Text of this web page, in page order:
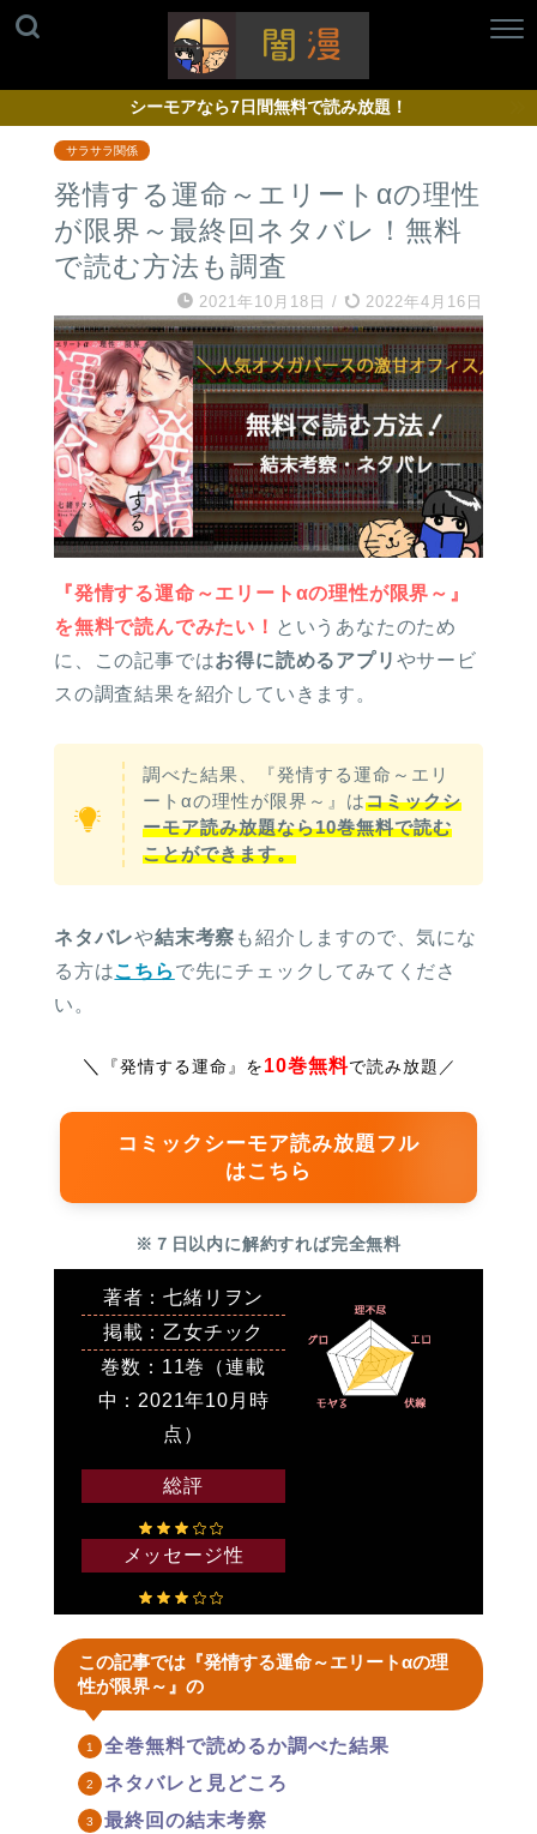
シーモアなら7日間無料で読み放題！
サラサラ関係
発情する運命～エリートαの理性
が限界～最終回ネタバレ！無料
で読む方法も調査
2021年10月18日 / 2022年4月16日
『発情する運命～エリートαの理性が限界～』
を無料で読んでみたい！ というあなたのため
に、この記事ではお得に読めるアプリ やサービ
スの調査結果を紹介していきます。
調べた結果、『発情する運命～エリ
ートαの理性が限界～』はコミックシ
ーモア読み放題なら10巻無料で読む
ことができます。
ネタバレや結末考察 も紹介しますので、気にな
る方はこちら で先にチェックしてみてくださ
い。
＼ 『発情する運命』を10巻無料で読み放題 ／
コミックシーモア読み放題フル
はこちら
※７日以内に解約すれば完全無料
著者：七緒リヲン
掲載：乙女チック
巻数：11巻（連載
中：2021年10月時
点）
総評
メッセージ性
この記事では『発情する運命～エリートαの理
性が限界～』の
全巻無料で読めるか調べた結果
ネタバレと見どころ
最終回の結末考察